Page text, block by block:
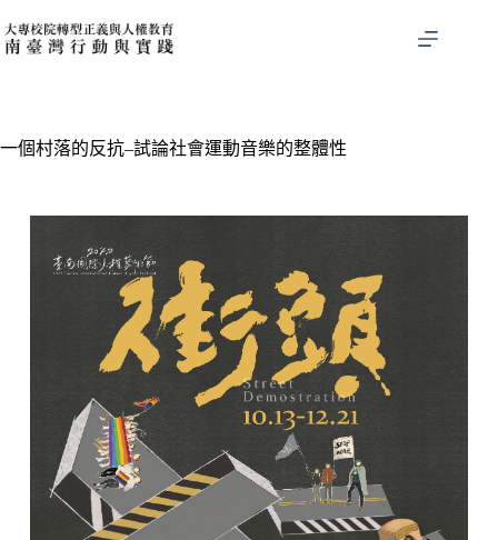
一個村落的反抗–試論社會運動音樂的整體性